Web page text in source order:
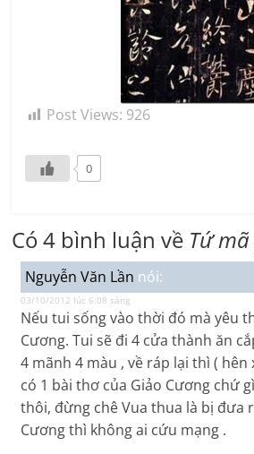
Post Views: 926
0
Có 4 bình luận về Tứ
Nguyễn Văn Lần nói:
03/10/2012 lúc 6:08 sáng
Nếu tui sống vào thời đó mà yêu
Cương. Tui sẽ đi 4 cửa thành ăn
4 mãnh 4 màu , về ráp lại thì (
có 1 bài thơ của Giảo Cương chứ
thôi, đừng chê Vua thua là bị đưa
Cương thì không ai cứu mạng .